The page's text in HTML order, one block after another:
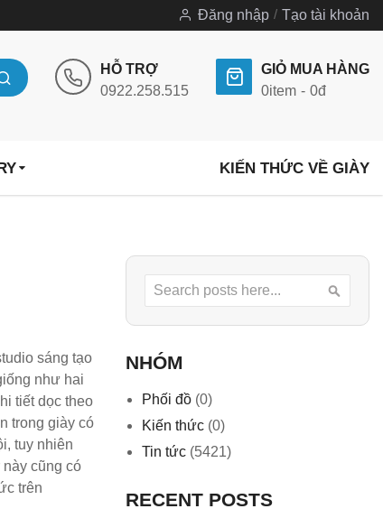
Đăng nhập Tạo tài khoản
HỖ TRỢ
0922.258.515
GIỎ MUA HÀNG
0item 0đ
KIẾN THỨC VỀ GIÀY
sáng tạo
như hai
tiết dọc theo
trong giày có
tuy nhiên
cũng có
trên
Search
NHÓM
Phối đồ (0)
Kiến thức (0)
Tin tức (5421)
RECENT POSTS